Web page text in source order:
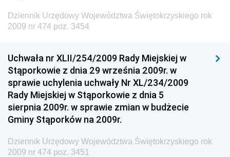
Dziennik Urzędowy Ministra Gospodarki Morskiej i
Żeglugi Śródlądowej
Dziennik Urzędowy Ministra Finansów
Dziennik Urzędowy Ministra Sprawiedliwości
Dziennik Urzędowy Ministra Rozwoju i Finansów
Dziennik Urzędowy Wyższego Urzędu Górniczego
Dziennik Urzędowy Prezesa Urzędu Transportu
Kolejowego
Dziennik Urzędowy Województwa Świętokrzyskiego rok
2009 nr 474 poz. 3454
Uchwała nr XLII/254/2009 Rady Miejskiej w
Stąporkowie z dnia 29 września 2009r. w
sprawie uchylenia uchwały Nr XL/234/2009
Rady Miejskiej w Stąporkowie z dnia 5
sierpnia 2009r. w sprawie zmian w budżecie
Gminy Stąporków na 2009r.
Dziennik Urzędowy Województwa Świętokrzyskiego rok
2009 nr 474 poz. 3451